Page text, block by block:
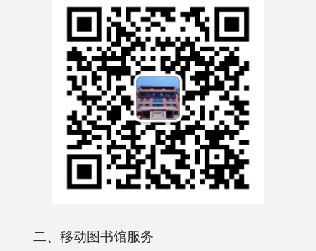
二、移动图书馆服务